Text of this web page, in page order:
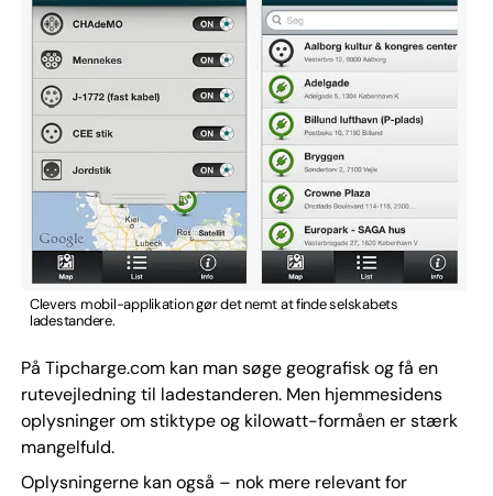
Clevers mobil-applikation gør det nemt at finde selskabets
ladestandere.
På Tipcharge.com kan man søge geografisk og få en
rutevejledning til ladestanderen. Men hjemmesidens
oplysninger om stiktype og kilowatt-formåen er stærk
mangelfuld.
Oplysningerne kan også – nok mere relevant for